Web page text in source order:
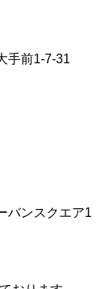
手前1-7-31
バンスクエア1